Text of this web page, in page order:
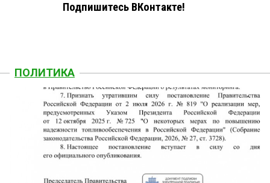
Подпишитесь ВКонтакте!
ПОЛИТИКА